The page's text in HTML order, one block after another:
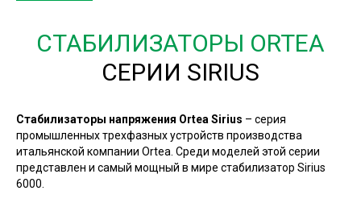
СТАБИЛИЗАТОРЫ ORTEA
СЕРИИ SIRIUS
Стабилизаторы напряжения Ortea Sirius – серия
промышленных трехфазных устройств производства
итальянской компании Ortea. Среди моделей этой серии
представлен и самый мощный в мире стабилизатор Sirius
6000.